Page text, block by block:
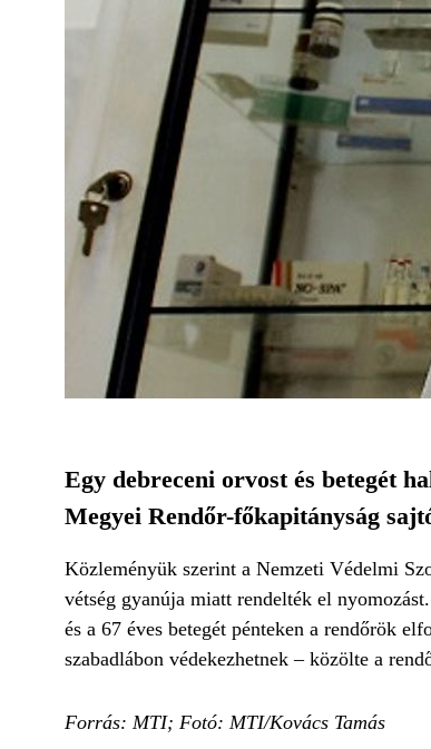
Egy debreceni orvost és betegét
Megyei Rendőr-főkapitányság
Közleményük szerint a Nemzeti Védelmi
vétség gyanúja miatt rendelték el nyomozást.
és a 67 éves betegét pénteken a rendőrök
szabadlábon védekezhetnek – közölte a
Forrás: MTI; Fotó: MTI/Kovács Tamás